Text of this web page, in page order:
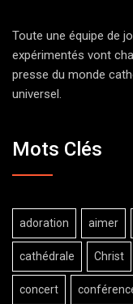
Toute une équipe de
expérimentés vont
presse du monde
universel.
Mots Clés
adoration aimer
cathédrale Christ
concert